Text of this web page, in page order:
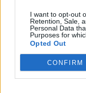
I want to opt-out
Retention, Sale,
Personal Data
Purposes for
Opted Out
CONFIRM